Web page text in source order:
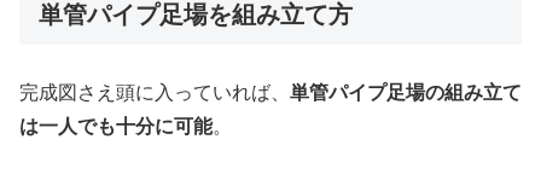
単管パイプ足場を組み立て方
完成図さえ頭に入っていれば、 単管パイプ足場の組み立て
は一人でも十分に可能。